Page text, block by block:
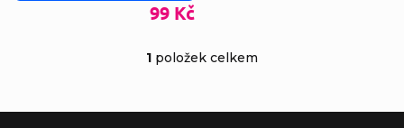
99 Kč
1 položek celkem